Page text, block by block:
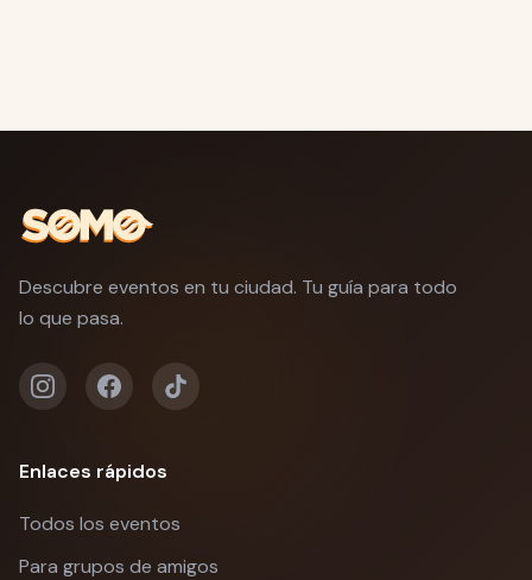
Descubre eventos en tu ciudad. Tu guía para todo
lo que pasa.
Enlaces rápidos
Todos los eventos
Para grupos de amigos